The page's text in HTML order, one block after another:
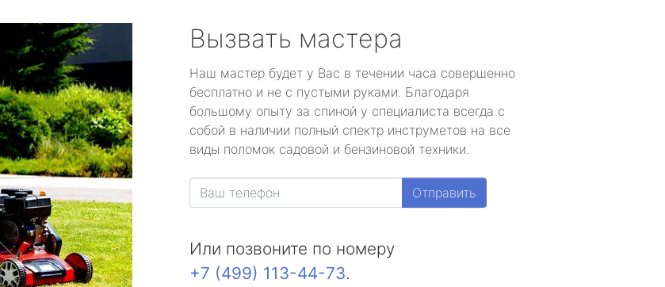
Вызвать мастера
Наш мастер будет у Вас в течении часа совершенно
бесплатно и не с пустыми руками. Благодаря
большому опыту за спиной у специалиста всегда с
собой в наличии полный спектр инструметов на все
виды поломок садовой и бензиновой техники.
Отправить
Или позвоните по номеру
+7 (499) 113-44-73.